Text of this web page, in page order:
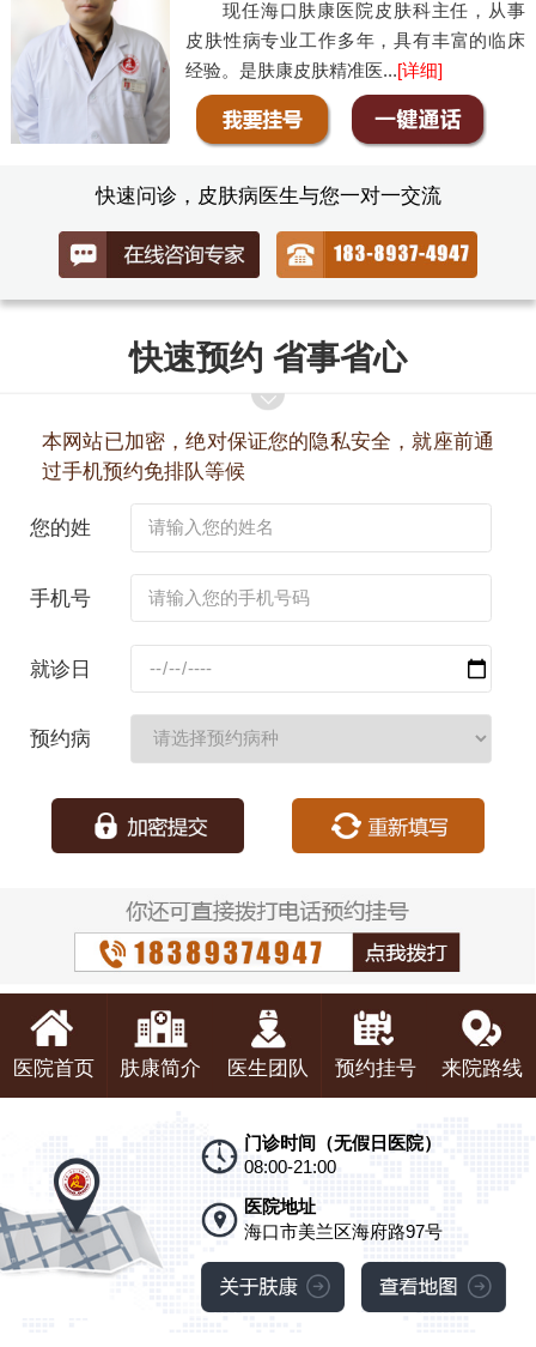
现任海口肤康医院皮肤科主任，从事
皮肤性病专业工作多年，具有丰富的临床
经验。是肤康皮肤精准医...[详细]
快速问诊，皮肤病医生与您一对一交流
快速预约 省事省心
本网站已加密，绝对保证您的隐私安全，就座前通
过手机预约免排队等候
您的姓
手机号
就诊日
预约病
医院首页 肤康简介 医生团队 预约挂号 来院路线
门诊时间（无假日医院）
08:00-21:00
医院地址
海口市美兰区海府路97号